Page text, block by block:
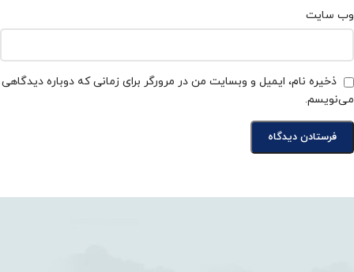
وب‌ سایت
ذخیره نام، ایمیل و وبسایت من در مرورگر برای زمانی که دوباره دیدگاهی
می‌نویسم.